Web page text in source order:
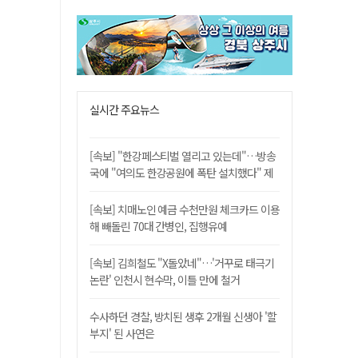
실시간 주요뉴스
[속보] "한강페스티벌 열리고 있는데"…방송
국에 "여의도 한강공원에 폭탄 설치했다" 제
[속보] 치매노인 예금 수천만원 체크카드 이용
해 빼돌린 70대 간병인, 집행유예
[속보] 김희철도 "X돌았네"…'거꾸로 태극기
논란' 인천시 현수막, 이틀 만에 철거
수사하던 경찰, 방치된 생후 2개월 신생아 '할
부지' 된 사연은